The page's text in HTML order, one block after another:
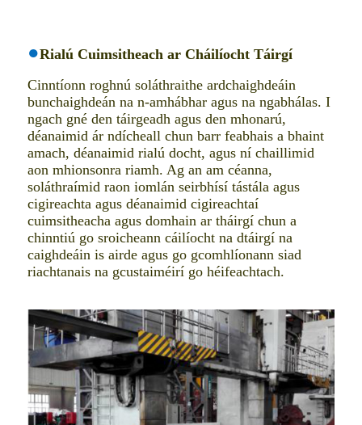
●Rialú Cuimsitheach ar Cháilíocht Táirgí
Cinntíonn roghnú soláthraithe ardchaighdeáin
bunchaighdeán na n-amhábhar agus na ngabhálas. I
ngach gné den táirgeadh agus den mhonarú,
déanaimid ár ndícheall chun barr feabhais a bhaint
amach, déanaimid rialú docht, agus ní chaillimid
aon mhionsonra riamh. Ag an am céanna,
soláthraímid raon iomlán seirbhísí tástála agus
cigireachta agus déanaimid cigireachtaí
cuimsitheacha agus domhain ar tháirgí chun a
chinntiú go sroicheann cáilíocht na dtáirgí na
caighdeáin is airde agus go gcomhlíonann siad
riachtanais na gcustaiméirí go héifeachtach.